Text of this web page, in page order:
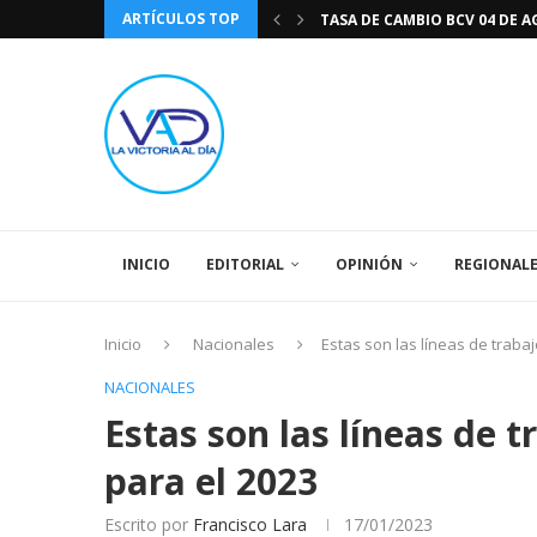
ARTÍCULOS TOP
TASA DE CAMBIO BCV 04 DE
INICIO EDITORIAL OPINIÓN
Inicio Nacionales
Estas son las líneas de
NACIONALES
Estas son las líneas de
para el 2023
Escrito por Francisco Lara 17/01/2023